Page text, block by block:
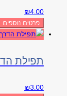
₪4.00
פרטים נוספים
תפילת
₪3.00